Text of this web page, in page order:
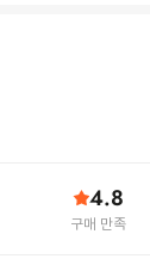
4.8
구매 만족